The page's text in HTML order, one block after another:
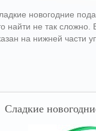
новогодние
найти не так
на нижней части
Сладкие